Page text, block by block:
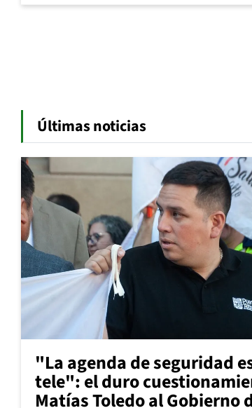
Últimas noticias
"La agenda de seguridad
tele": el duro
Matías Toledo al Gobierno